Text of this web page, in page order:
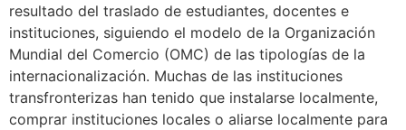
resultado del traslado de estudiantes, docentes e
instituciones, siguiendo el modelo de la Organización
Mundial del Comercio (OMC) de las tipologías de la
internacionalización. Muchas de las instituciones
transfronterizas han tenido que instalarse localmente,
comprar instituciones locales o aliarse localmente para